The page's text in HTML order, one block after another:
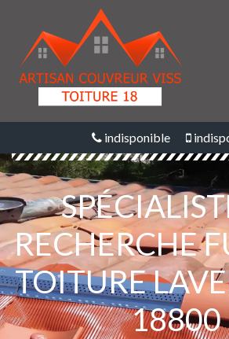
indisponible
RECHERCHE
TOITURE
18800